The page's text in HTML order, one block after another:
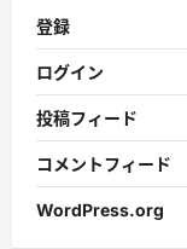
登録
ログイン
投稿フィード
コメントフィード
WordPress.org